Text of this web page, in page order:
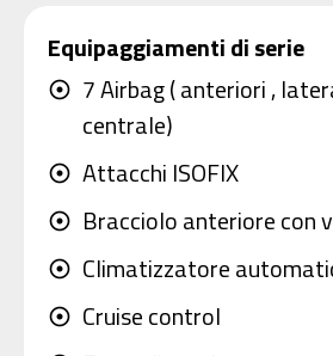
Equipaggiamenti di serie
adjust 7 Airbag ( anteriori ,
centrale)
adjust Attacchi ISOFIX
adjust Bracciolo anteriore con
adjust Climatizzatore
adjust Cruise control